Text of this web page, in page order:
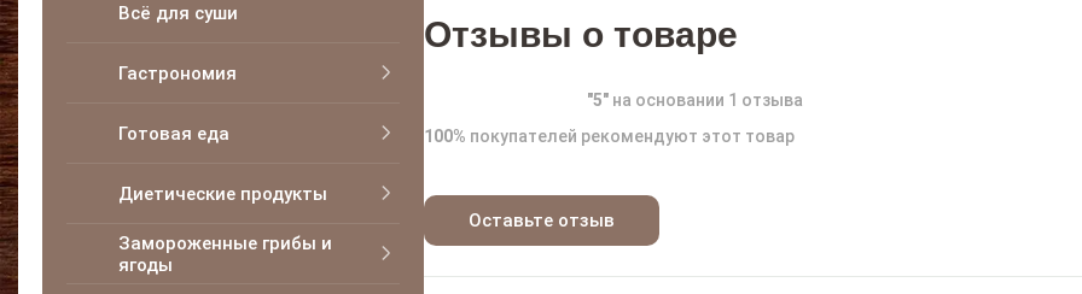
Всё для суши
Гастрономия
Готовая еда
Диетические продукты
Замороженные грибы и
ягоды
Отзывы о товаре
"5" на основании 1 отзыва
100% покупателей рекомендуют этот товар
Оставьте отзыв